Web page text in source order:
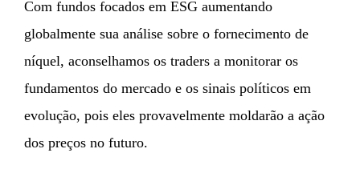
Com fundos focados em ESG aumentando
globalmente sua análise sobre o fornecimento de
níquel, aconselhamos os traders a monitorar os
fundamentos do mercado e os sinais políticos em
evolução, pois eles provavelmente moldarão a ação
dos preços no futuro.